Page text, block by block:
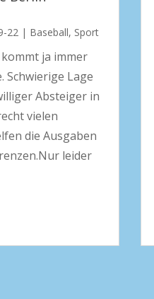
22 | Baseball, Sport
ja immer
Schwierige Lage
Absteiger in
vielen
die Ausgaben
leider